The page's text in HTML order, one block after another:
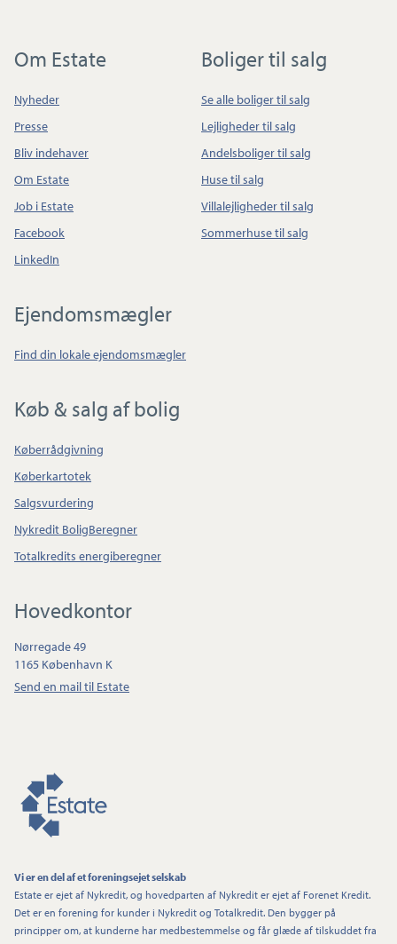
Om Estate
Nyheder
Presse
Bliv indehaver
Om Estate
Job i Estate
Facebook
LinkedIn
Boliger til salg
Se alle boliger til salg
Lejligheder til salg
Andelsboliger til salg
Huse til salg
Villalejligheder til salg
Sommerhuse til salg
Ejendomsmægler
Find din lokale ejendomsmægler
Køb & salg af bolig
Køberrådgivning
Køberkartotek
Salgsvurdering
Nykredit BoligBeregner
Totalkredits energiberegner
Hovedkontor
Nørregade 49
1165 København K
Send en mail til Estate
Vi er en del af et foreningsejet selskab
Estate er ejet af Nykredit, og hovedparten af Nykredit er ejet af Forenet Kredit.
Det er en forening for kunder i Nykredit og Totalkredit. Den bygger på
principper om, at kunderne har medbestemmelse og får glæde af tilskuddet fra